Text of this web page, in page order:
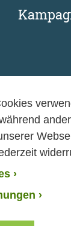
›
›
› Aktiv
› Gruppe